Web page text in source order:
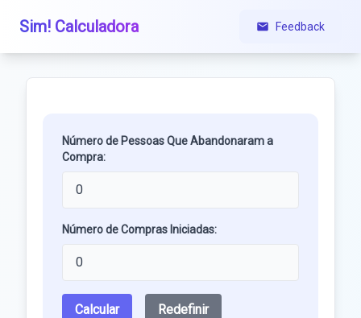
Sim! Calculadora Feedback
Número de Pessoas Que Abandonaram a
Compra:
Número de Compras Iniciadas:
Calcular Redefinir